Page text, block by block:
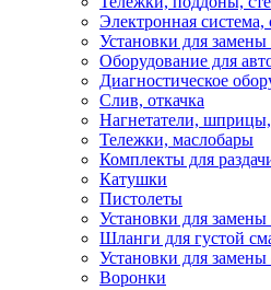
Электронная система,
Установки для замены
Оборудование для
Диагностическое
Слив, откачка
Нагнетатели,
Тележки, маслобары
Комплекты для
Катушки
Пистолеты
Установки для
Шланги для густой
Установки для
Воронки